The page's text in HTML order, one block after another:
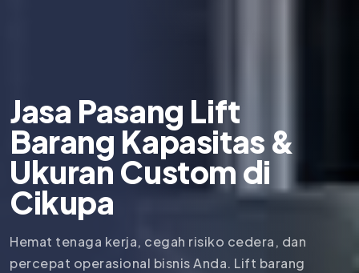
Jasa Pasang Lift
Barang Kapasitas &
Ukuran Custom di
Cikupa
Hemat tenaga kerja, cegah risiko cedera, dan
percepat operasional bisnis Anda. Lift barang